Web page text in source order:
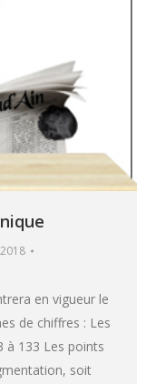
en vigueur le
de chiffres : Les
à 133 Les points
soit